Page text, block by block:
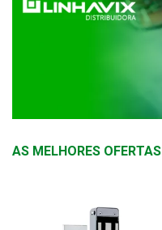
AS MELHORES OFERTAS